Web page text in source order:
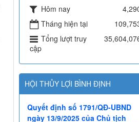
cập
HỘI THỦY LỢI BÌNH ĐỊNH
ngày 13/9/2025 của Chủ tịch
UBND tỉnh cho phép đổi tên và
phê duyệt Điều lệ Hội Thủy lợi
tỉnh Gia Lai